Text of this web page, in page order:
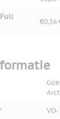
€0,56